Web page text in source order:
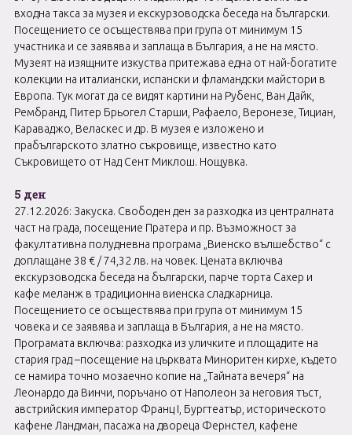
входна такса за музея и екскурзоводска беседа на български.
Посещението се осъществява при група от минимум 15
участника и се заявява и заплаща в България, а не на място.
Музеят на изящните изкуства притежава една от най-богатите
колекции на италиански, испански и фламандски майстори в
Европа. Тук могат да се видят картини на Рубенс, Ван Дайк,
Рембранд, Питер Брьогел Старши, Рафаело, Веронезе, Тициан,
Караваджо, Веласкес и др. В музея е изложено и
прабългарското златно съкровище, известно като
Съкровището от Над Сент Миклош. Нощувка.
5 ден
27.12.2026: Закуска. Свободен ден за разходка из централната
част на града, посещение Пратера и пр. Възможност за
факултативна полудневна програма „Виенско вълшебство“ с
доплащане 38 € / 74,32 лв. на човек. Цената включва
екскурзоводска беседа на български, парче торта Сахер и
кафе меланж в традиционна виенска сладкарница.
Посещението се осъществява при група от минимум 15
човека и се заявява и заплаща в България, а не на място.
Програмата включва: разходка из уличките и площадите на
стария град –посещение на църквата Миноритен кирхе, където
се намира точно мозаечно копие на „Тайната вечеря“ на
Леонардо да Винчи, поръчано от Наполеон за неговия тъст,
австрийския император Франц I, Бургтеатър, историческото
кафене Ландман, пасажа на двореца Фернстел, кафене